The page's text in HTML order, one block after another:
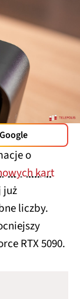
o
kart
już
liczby.
RTX 5090.